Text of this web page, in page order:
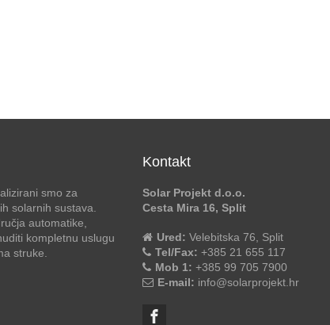
smo za
solarnih sustava.
automatike,
kompletnu uslugu
struke.
Kontakt
Solar Projekt d.o.o.
Cesta Mira 16, Split
Ured: Velebitska 76, Split
Tel/Fax: +385 21 655 117
Mob 1: +385 99 705 7900
E-mail: info@solarprojekt.hr